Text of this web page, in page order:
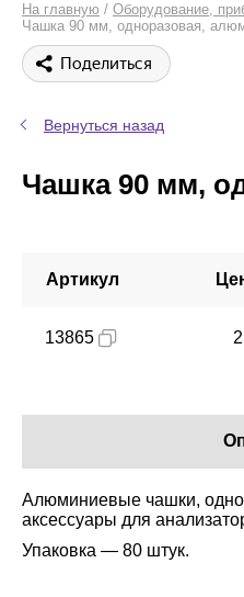
На главную / Оборудование,
Чашка 90 мм, одноразовая,
Поделиться
Вернуться назад
Чашка 90 мм,
Артикул
13865
Алюминиевые чашки,
аксессуары для
Упаковка — 80 штук.